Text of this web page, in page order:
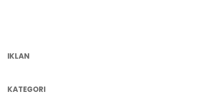
IKLAN
KATEGORI